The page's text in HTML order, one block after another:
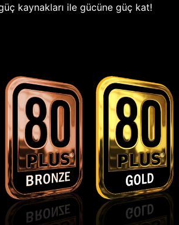
kaynakları ile gücüne güç kat!